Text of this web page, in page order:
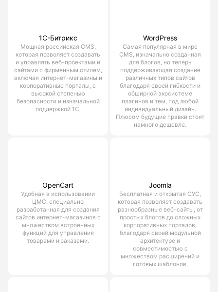
1С-Битрикс
Мощная российская CMS,
которая позволяет создавать
и управлять веб-проектами и
сайтами с фирменным стилем,
включая интернет-магазины и
корпоративные порталы, с
высокой степенью
безопасности и изначальной
поддержкой 1С.
WordPress
Самая популярная в мире
CMS, изначально созданная
для блогов, но теперь
поддерживающая создание
различных типов сайтов
благодаря своей гибкости и
обширной экосистеме
плагинов и тем, под любой
индивидуальный дизайн.
Плюсом будущие правки стоят
намного дешевле.
OpenCart
Удобная в использовании
ЦМС, специально
разработанная для создания
сайтов интернет-магазинов с
множеством встроенных
функций для управления
товарами и заказами.
Joomla
Бесплатная и открытая СУС,
которая позволяет создавать
разнообразные веб-сайты, от
простых блогов до сложных
корпоративных порталов,
благодаря своей модульной
архитектуре и
совместимостью с
множеством расширений и
готовых шаблонов.